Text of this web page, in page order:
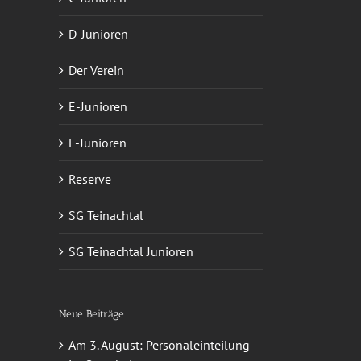
D-Junioren
Der Verein
E-Junioren
F-Junioren
Reserve
SG Teinachtal
SG Teinachtal Junioren
Neue Beiträge
Am 3. August: Personaleinteilung